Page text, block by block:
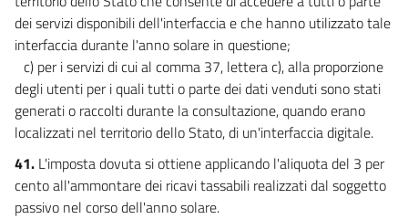
dei servizi disponibili dell'interfaccia e che hanno utilizzato tale
interfaccia durante l'anno solare in questione;
c) per i servizi di cui al comma 37, lettera c), alla proporzione
degli utenti per i quali tutti o parte dei dati venduti sono stati
generati o raccolti durante la consultazione, quando erano
localizzati nel territorio dello Stato, di un'interfaccia digitale.
41. L'imposta dovuta si ottiene applicando l'aliquota del 3 per
cento all'ammontare dei ricavi tassabili realizzati dal soggetto
passivo nel corso dell'anno solare.